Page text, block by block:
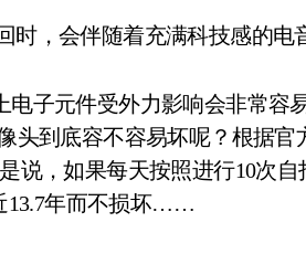
时，会伴随着充满科技感的电
子元件受外力影响会非常容
头到底容不容易坏呢？根据官
说，如果每天按照进行10次
13.7年而不损坏……